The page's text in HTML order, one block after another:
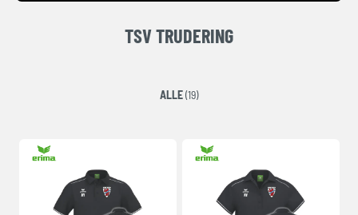
TSV TRUDERING
ALLE(19)